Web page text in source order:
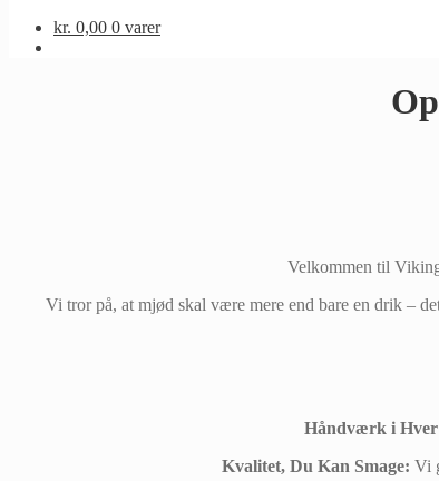
kr. 0,00 0 varer
Velkommen til
Vi tror på, at mjød skal være mere end bare en drik –
Håndværk i
Kvalitet, Du Kan Smage: Vi